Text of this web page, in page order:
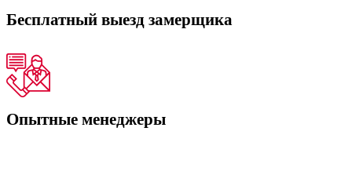
Бесплатный выезд замерщика
Опытные менеджеры